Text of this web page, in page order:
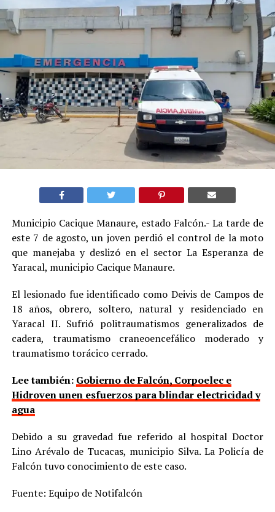
Municipio Cacique Manaure, estado Falcón.- La tarde de
este 7 de agosto, un joven perdió el control de la moto
que manejaba y deslizó en el sector La Esperanza de
Yaracal, municipio Cacique Manaure.
El lesionado fue identificado como Deivis de Campos de
18 años, obrero, soltero, natural y residenciado en
Yaracal II. Sufrió politraumatismos generalizados de
cadera, traumatismo craneoencefálico moderado y
traumatismo torácico cerrado.
Lee también: Gobierno de Falcón, Corpoelec e
Hidroven unen esfuerzos para blindar electricidad y
agua
Debido a su gravedad fue referido al hospital Doctor
Lino Arévalo de Tucacas, municipio Silva. La Policía de
Falcón tuvo conocimiento de este caso.
Fuente: Equipo de Notifalcón